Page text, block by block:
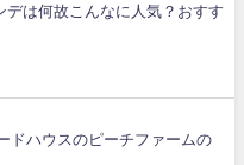
デは何故こんなに人気？おすす
ドハウスのピーチファームの